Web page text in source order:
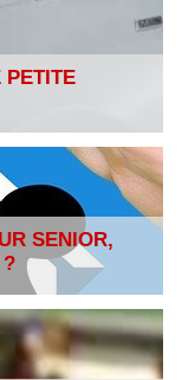
PETITE
SENIOR,
?